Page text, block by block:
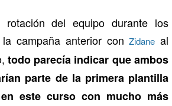
del equipo durante los
campaña anterior conZidane al
todo parecía indicar que ambos
parte de la primera plantilla
este curso con mucho más